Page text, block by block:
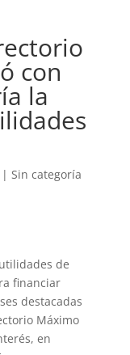
con
la
Sin categoría
de
financiar
destacadas
Máximo
en